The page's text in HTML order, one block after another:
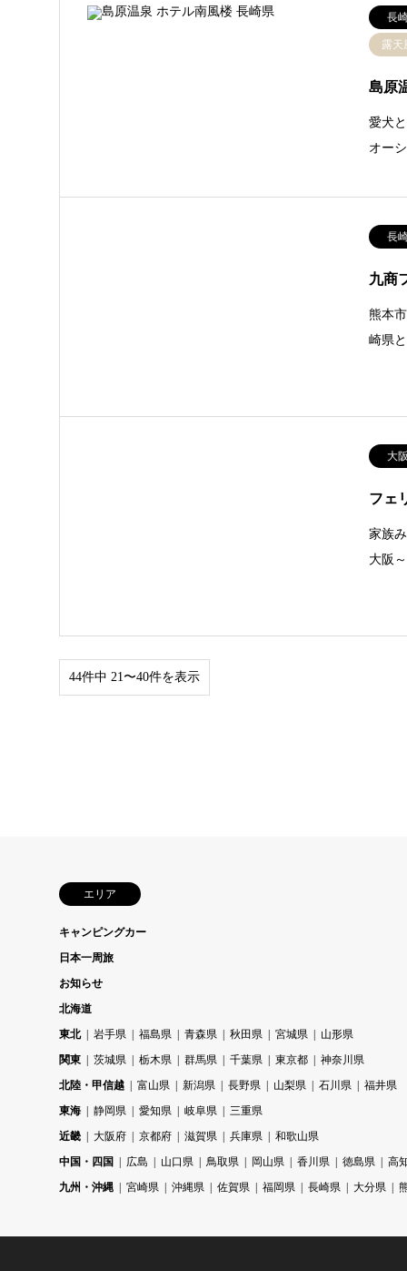
長
露天
島原
愛犬
オー
長
九商
熊本
崎県
大
フェ
家族
大阪
44件中 21〜40件を表示
エリア
キャンピングカー
日本一周旅
お知らせ
北海道
東北
岩手県 福島県 青森県 秋田県 宮城県
山形県
関東
茨城県 栃木県 群馬県 千葉県 東京都
神奈川県
北陸・甲信越
富山県 新潟県 長野県 山梨県 石川県
福井県
東海
静岡県 愛知県 岐阜県
三重県
近畿
大阪府 京都府 滋賀県 兵庫県
和歌山県
中国・四国
広島 山口県 鳥取県 岡山県 香川県 徳島県
高
九州・沖縄
宮崎県 沖縄県 佐賀県 福岡県 長崎県 大分県